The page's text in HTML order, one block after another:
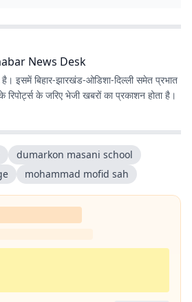
News Desk
इसमें बिहार-झारखंड-ओडिशा-दिल्‍ली समेत प्रभात
के जरिए भेजी खबरों का प्रकाशन होता है।
dumarkon masani school
mohammad mofid sah